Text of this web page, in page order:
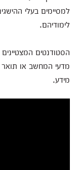
למסיימים בעלי
לימודיהם.
הסטודנטים
מדעי המחשב או
מידע.